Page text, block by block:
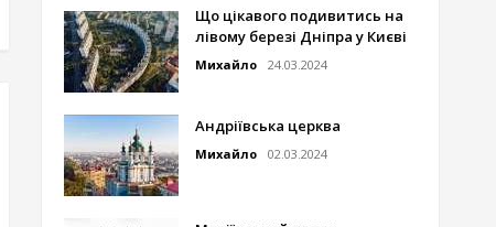
Що цікавого подивитись на
лівому березі Дніпра у Києві
Михайло 24.03.2024
Андріївська церква
Михайло 02.03.2024